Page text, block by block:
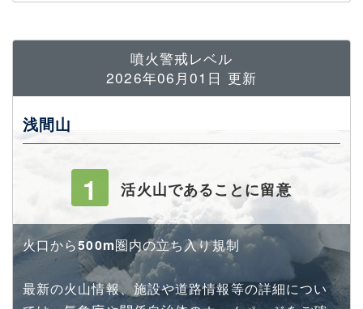
噴火警戒レベル
2026年06月01日 更新
浅間山
1 活火山であることに留意
火口から500m圏内の立ち入り規制
最新の火山情報、施設や道路情報等の詳細につい